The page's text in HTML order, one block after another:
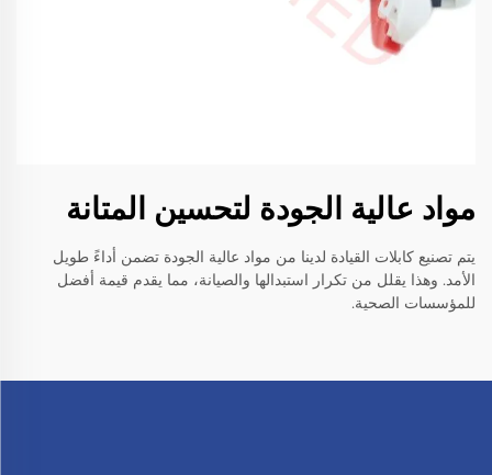
مواد عالية الجودة لتحسين المتانة
يتم تصنيع كابلات القيادة لدينا من مواد عالية الجودة تضمن أداءً طويل
الأمد. وهذا يقلل من تكرار استبدالها والصيانة، مما يقدم قيمة أفضل
للمؤسسات الصحية.